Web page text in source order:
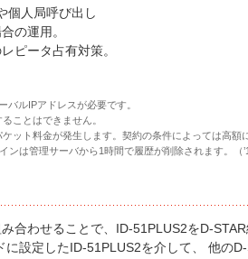
個人局呼び出し
の運用。
ピータ占有対策。
バルIPアドレスが必要です。
ことはできません。
ット料金が発生します。契約の条件によっては高額
は管理サーバから1時間で履歴が削除されます。（
合わせることで、ID-51PLUS2をD-
設定したID-51PLUS2を介して、 他の